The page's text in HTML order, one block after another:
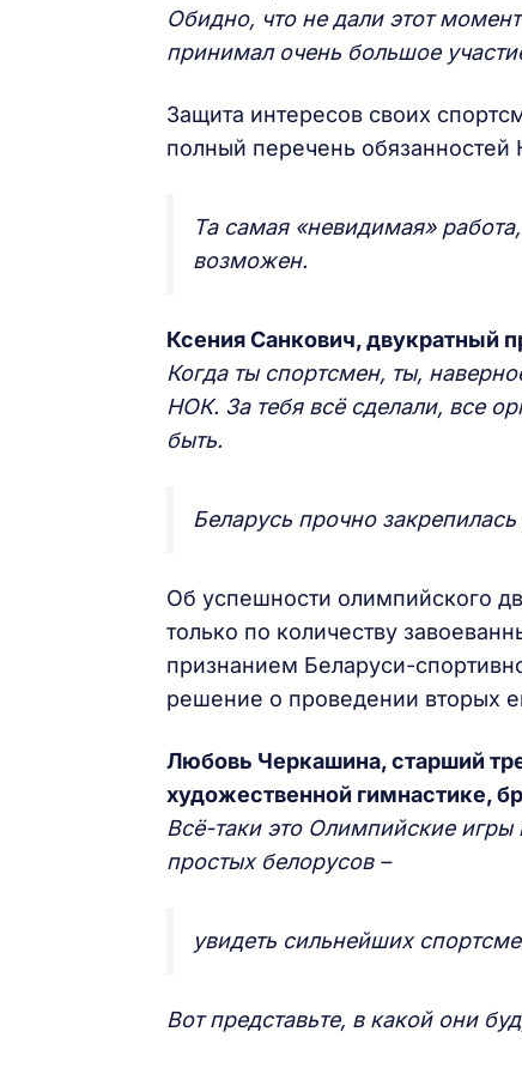
Обидно, что не дали этот
принимал очень большое
Защита интересов своих
полный перечень обязанностей
Та самая «невидимая»
возможен.
Ксения Санкович, двукратный
Когда ты спортсмен, ты,
НОК. За тебя всё сделали, все
быть.
Беларусь прочно
Об успешности олимпийского
только по количеству
признанием Беларуси-
решение о проведении вторых
Любовь Черкашина, старший
художественной гимнастике,
Всё-таки это Олимпийские
простых белорусов –
увидеть сильнейших
Вот представьте, в какой они